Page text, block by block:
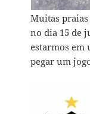
Muitas
no dia 15 de
estarmos em
pegar um